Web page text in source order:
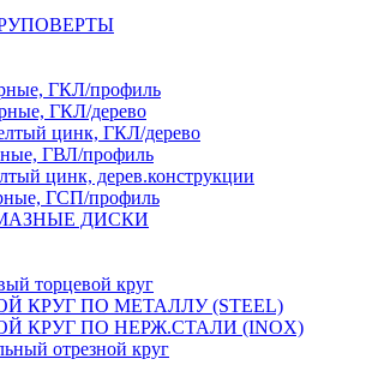
ГКЛ/профиль
ГКЛ/дерево
цинк, ГКЛ/дерево
ГВЛ/профиль
цинк, дерев.конструкции
ГСП/профиль
ДИСКИ
торцевой круг
КРУГ ПО МЕТАЛЛУ (STEEL)
КРУГ ПО НЕРЖ.СТАЛИ (INOX)
отрезной круг